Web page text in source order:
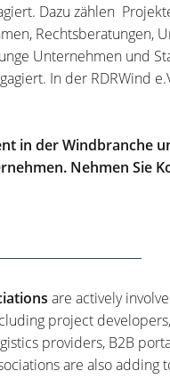
Dazu zählen
Rechtsberatungen,
Unternehmen und
In der RDRWind
in der Windbranche
Nehmen Sie
are actively
project
providers, B2B
are also adding